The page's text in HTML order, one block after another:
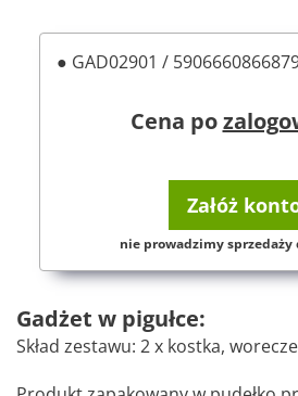
● GAD02901 /
Cena po
Załóż
nie prowadzimy sprzedaży
Gadżet w pigułce:
Skład zestawu: 2 x kostka,